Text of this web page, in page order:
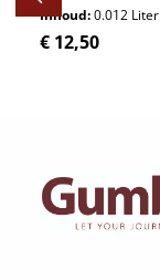
Inhoud:0.012 Liter
Normale prijs:
€ 12,50